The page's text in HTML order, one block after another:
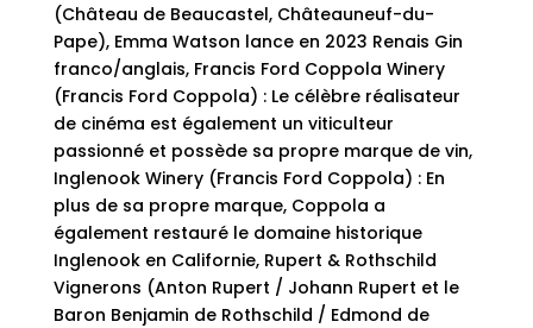
(Château de Beaucastel, Châteauneuf-du-
Pape), Emma Watson lance en 2023 Renais Gin
franco/anglais, Francis Ford Coppola Winery
(Francis Ford Coppola) : Le célèbre réalisateur
de cinéma est également un viticulteur
passionné et possède sa propre marque de vin,
Inglenook Winery (Francis Ford Coppola) : En
plus de sa propre marque, Coppola a
également restauré le domaine historique
Inglenook en Californie, Rupert & Rothschild
Vignerons (Anton Rupert / Johann Rupert et le
Baron Benjamin de Rothschild / Edmond de